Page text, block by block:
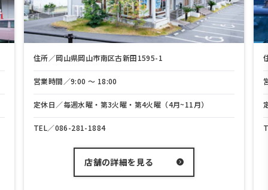
住所／岡山県岡山市南区古新田1595-1
営業時間／9:00 〜 18:00
定休日／毎週水曜・第3火曜・第4火曜（4月~11月）
TEL／086-281-1884
店舗の詳細を見る